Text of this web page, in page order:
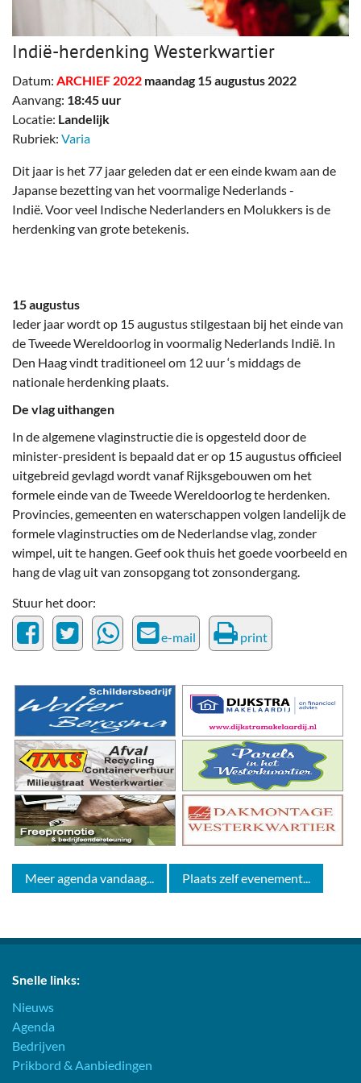
Indië-herdenking Westerkwartier
Datum: ARCHIEF 2022 maandag 15 augustus 2022
Aanvang: 18:45 uur
Locatie: Landelijk
Rubriek: Varia
Dit jaar is het 77 jaar geleden dat er een einde kwam aan de
Japanse bezetting van het voormalige Nederlands -
Indië. Voor veel Indische Nederlanders en Molukkers is de
herdenking van grote betekenis.
15 augustus
Ieder jaar wordt op 15 augustus stilgestaan bij het einde van
de Tweede Wereldoorlog in voormalig Nederlands Indië. In
Den Haag vindt traditioneel om 12 uur ‘s middags de
nationale herdenking plaats.
De vlag uithangen
In de algemene vlaginstructie die is opgesteld door de
minister-president is bepaald dat er op 15 augustus officieel
uitgebreid gevlagd wordt vanaf Rijksgebouwen om het
formele einde van de Tweede Wereldoorlog te herdenken.
Provincies, gemeenten en waterschappen volgen landelijk de
formele vlaginstructies om de Nederlandse vlag, zonder
wimpel, uit te hangen. Geef ook thuis het goede voorbeeld en
hang de vlag uit van zonsopgang tot zonsondergang.
Stuur het door:
e-mail print
Meer agenda vandaag... Plaats zelf evenement...
Snelle links:
Nieuws
Agenda
Bedrijven
Prikbord & Aanbiedingen